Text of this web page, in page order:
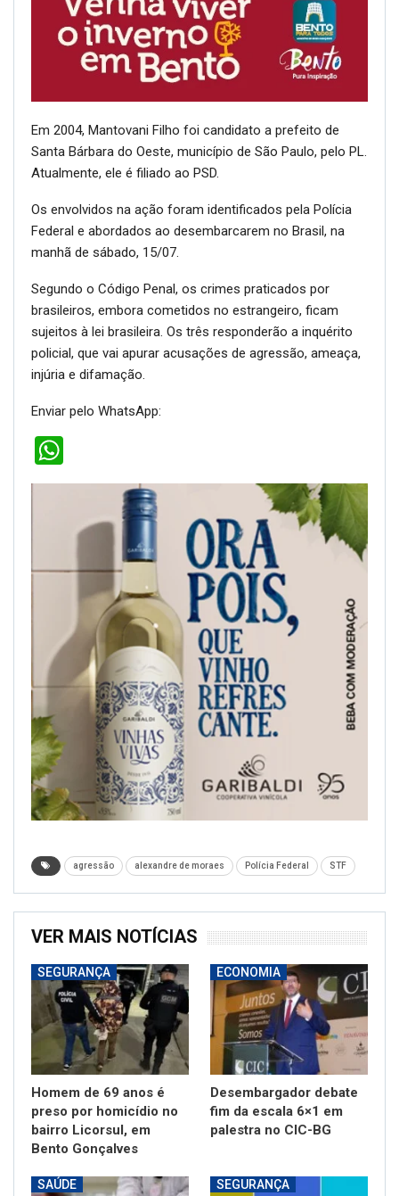
Em 2004, Mantovani Filho foi candidato a prefeito de
Santa Bárbara do Oeste, município de São Paulo, pelo PL.
Atualmente, ele é filiado ao PSD.
Os envolvidos na ação foram identificados pela Polícia
Federal e abordados ao desembarcarem no Brasil, na
manhã de sábado, 15/07.
Segundo o Código Penal, os crimes praticados por
brasileiros, embora cometidos no estrangeiro, ficam
sujeitos à lei brasileira. Os três responderão a inquérito
policial, que vai apurar acusações de agressão, ameaça,
injúria e difamação.
Enviar pelo WhatsApp:
agressão alexandre de moraes Polícia Federal STF
VER MAIS NOTÍCIAS
SEGURANÇA
Homem de 69 anos é
preso por homicídio no
bairro Licorsul, em
Bento Gonçalves
ECONOMIA
Desembargador debate
fim da escala 6×1 em
palestra no CIC-BG
SAÚDE SEGURANÇA